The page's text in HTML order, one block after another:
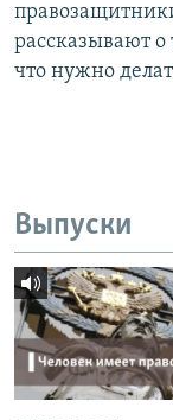
рассказывают
что нужно
Выпуски